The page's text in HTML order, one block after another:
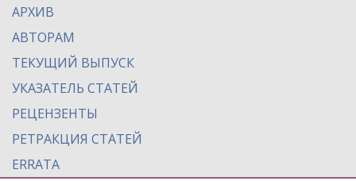
АРХИВ
АВТОРАМ
ТЕКУЩИЙ ВЫПУСК
УКАЗАТЕЛЬ СТАТЕЙ
РЕЦЕНЗЕНТЫ
РЕТРАКЦИЯ СТАТЕЙ
ERRATA